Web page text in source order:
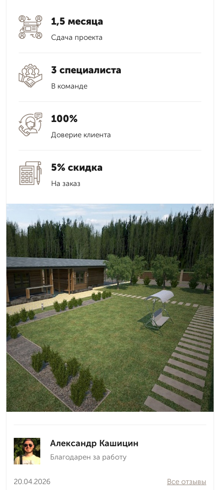
1,5 месяца
Сдача проекта
3 специалиста
В команде
100%
Доверие клиента
5% скидка
На заказ
Александр Кашицин
Благодарен за работу
20.04.2026
Все отзывы